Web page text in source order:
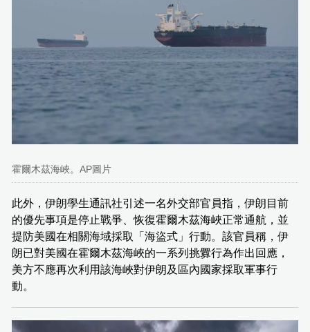
霍爾木茲海峽。AP圖片
此外，伊朗學生通訊社引述一名外交部官員指，伊朗目前
的優先事項是停止戰爭、恢復霍爾木茲海峽正常通航，並
提防美國在相關海域採取「海盜式」行動。該官員稱，伊
朗已對美國在霍爾木茲海峽的一系列挑釁行為作出回應，
美方不應再次利用該海峽對伊朗及區內國家採取軍事行
動。